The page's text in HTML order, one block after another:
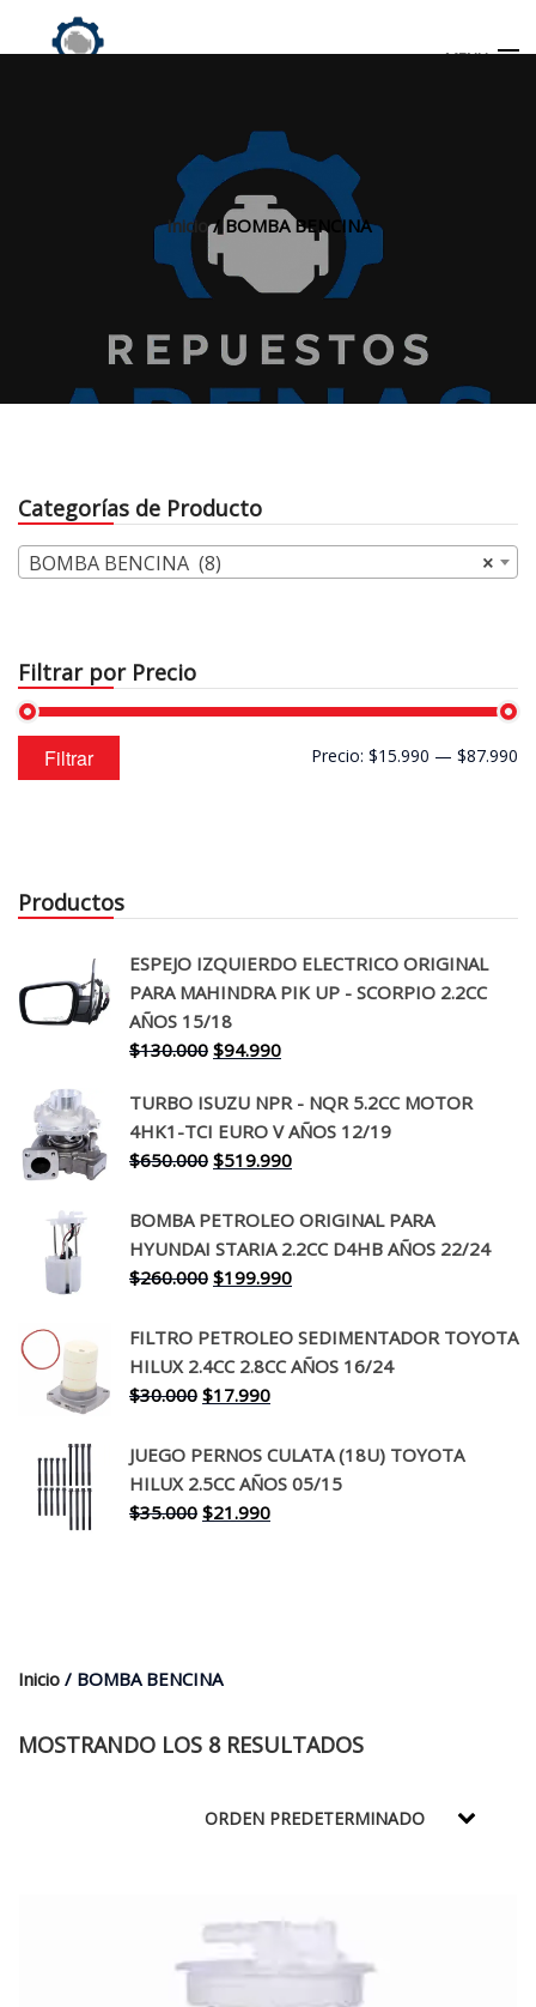
MENU
Inicio/ BOMBA BENCINA
Categorías de Producto
×
BOMBA BENCINA (8)
Filtrar por Precio
Precio
mínimo
Precio
máximo
Filtrar Precio: $15.990 — $87.990
Productos
ESPEJO IZQUIERDO ELECTRICO ORIGINAL
PARA MAHINDRA PIK UP - SCORPIO 2.2CC
AÑOS 15/18
$130.000 El
original
era:
$130.000.
$94.990El
actual
es:
$94.990.
TURBO ISUZU NPR - NQR 5.2CC MOTOR
4HK1-TCI EURO V AÑOS 12/19
$650.000 El
original
era:
$650.000.
$519.990El
actual
es:
$519.990.
BOMBA PETROLEO ORIGINAL PARA
HYUNDAI STARIA 2.2CC D4HB AÑOS 22/24
$260.000 El
original
era:
$260.000.
$199.990El
actual
es:
FILTRO PETROLEO SEDIMENTADOR TOYOTA
HILUX 2.4CC 2.8CC AÑOS 16/24
$30.000 El
original
era:
$30.000.
$17.990El
actual
es:
$17.990.
JUEGO PERNOS CULATA (18U) TOYOTA
HILUX 2.5CC AÑOS 05/15
$35.000 El
$21.990El
Inicio / BOMBA BENCINA
MOSTRANDO LOS 8 RESULTADOS